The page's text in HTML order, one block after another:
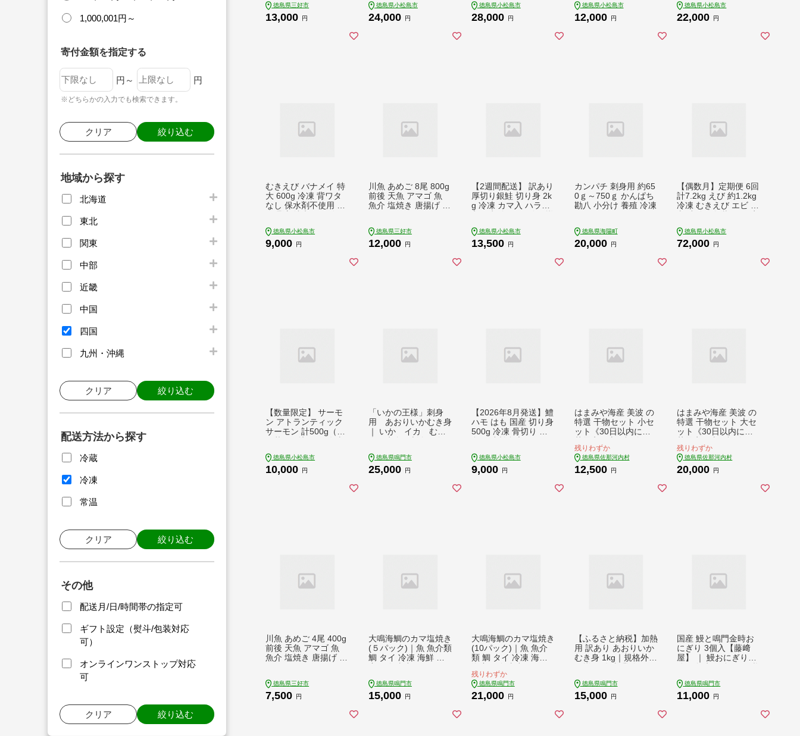
1,000,001円～
寄付金額を指定する
円～ 円
※どちらかの入力でも検索できます。
クリア 絞り込む
地域から探す
北海道
東北
関東
中部
近畿
中国
四国
九州・沖縄
クリア 絞り込む
配送方法から探す
冷蔵
冷凍
常温
クリア 絞り込む
その他
配送月/日/時間帯の指定可
ギフト設定（熨斗/包装対応
可）
オンラインワンストップ対応
可
クリア 絞り込む
BBQ キャンプ 国産 酒
ビール おつまみ 弁当
徳島県三好市
13,000 円
魚 海鮮 魚介類 魚貝
シーフード 家庭用 お
徳島県小松島市
24,000 円
小分け 冷凍 刺身 漬け
晩酌 寿司 ユッケ マグ
徳島県小松島市
28,000 円
惣菜 つまみ おかず 焼
魚 サーモン 新鮮 魚貝
徳島県小松島市
12,000 円
えび 海老 バナメイ 冷
凍 人気 おすすめ 高級
徳島県小松島市
22,000 円
むきえび バナメイ 特
大 600g 冷凍 背ワタ
なし 保水剤不使用 下
えび 海老 バナメイ 冷
凍 人気 おすすめ 高級
徳島県小松島市
9,000 円
川魚 あめご 8尾 800g
前後 天魚 アマゴ 魚
魚介 塩焼き 唐揚げ ア
酒 ビール おつまみ 弁
当 惣菜 おかず 冷凍
徳島県三好市
12,000 円
【2週間配送】 訳あり
厚切り銀鮭 切り身 2k
g 冷凍 カマ入 ハラス
け シャケ 塩銀鮭 海鮮
魚介類 人気の海鮮返
徳島県小松島市
13,500 円
カンパチ 刺身用 約65
0ｇ～750ｇ かんぱち
勘八 小分け 養殖 冷凍
徳島県海陽町
20,000 円
【偶数月】定期便 6回
計7.2kg えび 約1.2kg
冷凍 むきえび エビ 海
縄･離島への配送不
可】
徳島県小松島市
72,000 円
【数量限定】 サーモ
ン アトランティック
サーモン 計500g（切
鮮 生食用 刺身 お刺身
魚介類 魚介 海鮮丼 寿
徳島県小松島市
10,000 円
「いかの王様」刺身
用 あおりいかむき身
｜ いか イカ むき
徳島県鳴門市
25,000 円
【2026年8月発送】鱧
ハモ はも 国産 切り身
500g 冷凍 骨切り 徳
徳島県小松島市
9,000 円
はまみや海産 美波 の
特選 干物セット 小セ
ット《30日以内に出
く）》徳島県 佐那河
内村 干物 ひもの みり
ん干し 一夜干し
残りわずか
徳島県佐那河内村
12,500 円
はまみや海産 美波 の
特選 干物セット 大セ
ット《30日以内に出
く）》徳島県 佐那河
内村 干物 ひもの みり
ん干し 一夜干し
残りわずか
徳島県佐那河内村
20,000 円
川魚 あめご 4尾 400g
前後 天魚 アマゴ 魚
魚介 塩焼き 唐揚げ ア
酒 ビール おつまみ 弁
当 惣菜 おかず 冷凍
徳島県三好市
7,500 円
大鳴海鯛のカマ塩焼き
(５パック)｜魚 魚介類
鯛 タイ 冷凍 海鮮 海
簡単調理 徳島 鳴門 産
地直送
徳島県鳴門市
15,000 円
大鳴海鯛のカマ塩焼き
(10パック)｜魚 魚介
類 鯛 タイ 冷凍 海鮮
処理済 お楽しみ 小分
け 簡単調理 徳島 鳴門
産地直送
残りわずか
徳島県鳴門市
21,000 円
【ふるさと納税】加熱
用 訳あり あおりいか
むき身 1kg｜規格外
徳島県鳴門市
15,000 円
国産 鰻と鳴門金時お
にぎり 3個入【藤﨑
屋】 ｜ 鰻おにぎり
ぎ おにぎり 高級お
にぎり
徳島県鳴門市
11,000 円